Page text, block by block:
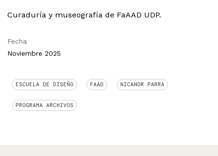
Curaduría y museografía de FaAAD UDP.
Fecha
Noviembre 2025
ESCUELA DE DISEÑO FAAD NICANOR PARRA
PROGRAMA ARCHIVOS